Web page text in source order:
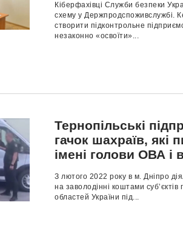
Кіберфахівці Служби безпеки
схему у Держпродспоживслужбі.
створити підконтрольне
незаконно «освоїти»...
Тернопільські
гачок шахраїв, які
імені голови ОВА
З лютого 2022 року в м. Дніпро
на заволодінні коштами
областей України під...